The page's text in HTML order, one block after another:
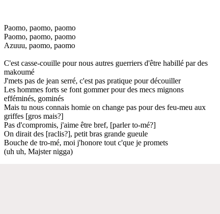
Paomo, paomo, paomo
Paomo, paomo, paomo
Azuuu, paomo, paomo
C'est casse-couille pour nous autres guerriers d'être habillé par des
makoumé
J'mets pas de jean serré, c'est pas pratique pour découiller
Les hommes forts se font gommer pour des mecs mignons
efféminés, gominés
Mais tu nous connais homie on change pas pour des feu-meu aux
griffes [gros mais?]
Pas d'compromis, j'aime être bref, [parler to-mé?]
On dirait des [raclis?], petit bras grande gueule
Bouche de tro-mé, moi j'honore tout c'que je promets
(uh uh, Majster nigga)